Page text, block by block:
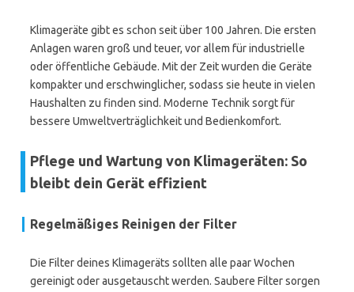
Klimageräte gibt es schon seit über 100 Jahren. Die ersten
Anlagen waren groß und teuer, vor allem für industrielle
oder öffentliche Gebäude. Mit der Zeit wurden die Geräte
kompakter und erschwinglicher, sodass sie heute in vielen
Haushalten zu finden sind. Moderne Technik sorgt für
bessere Umweltverträglichkeit und Bedienkomfort.
Pflege und Wartung von Klimageräten: So
bleibt dein Gerät effizient
Regelmäßiges Reinigen der Filter
Die Filter deines Klimageräts sollten alle paar Wochen
gereinigt oder ausgetauscht werden. Saubere Filter sorgen